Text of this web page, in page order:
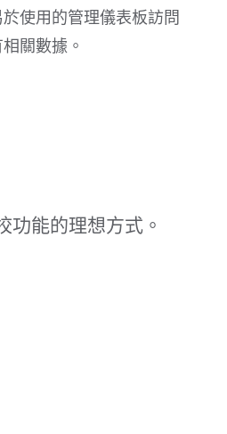
使用的管理儀表板訪問
關數據。
功能的理想方式。